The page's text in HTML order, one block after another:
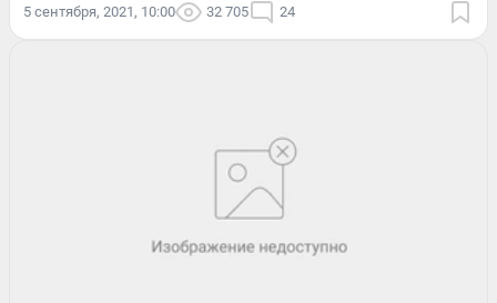
5 сентября, 2021, 10:00 32 705 24